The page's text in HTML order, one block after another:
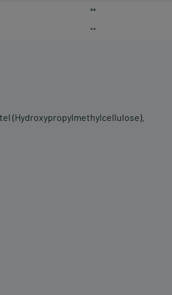
**
**
(Hydroxypropylmethylcellulose).